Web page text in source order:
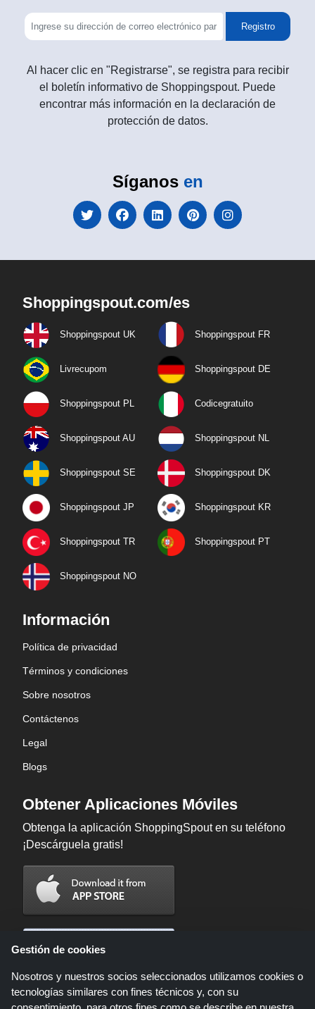
Registro
Al hacer clic en "Registrarse", se registra para recibir
el boletín informativo de Shoppingspout. Puede
encontrar más información en la declaración de
protección de datos.
Síganos en
Shoppingspout.com/es
Shoppingspout UK Shoppingspout FR
Livrecupom Shoppingspout DE
Shoppingspout PL Codicegratuito
Shoppingspout AU Shoppingspout NL
Shoppingspout SE Shoppingspout DK
Shoppingspout JP Shoppingspout KR
Shoppingspout TR Shoppingspout PT
Shoppingspout NO
Información
Política de privacidad
Términos y condiciones
Sobre nosotros
Contáctenos
Legal
Blogs
Obtener Aplicaciones Móviles
Obtenga la aplicación ShoppingSpout en su teléfono
¡Descárguela gratis!
Gestión de cookies
Nosotros y nuestros socios seleccionados utilizamos cookies o
tecnologías similares con fines técnicos y, con su